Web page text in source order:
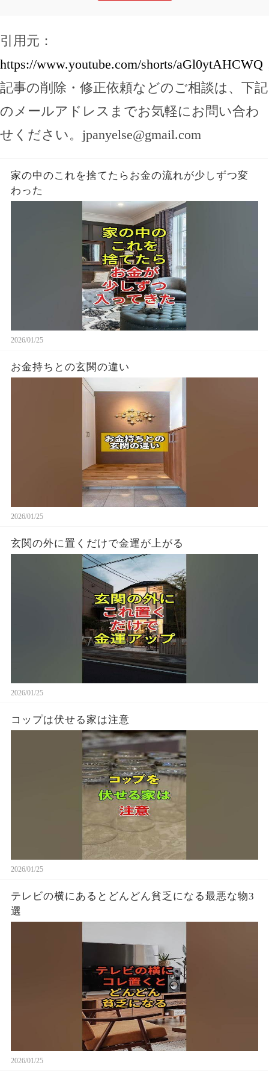
引用元：
https://www.youtube.com/shorts/aGl0ytAHCWQ
記事の削除・修正依頼などのご相談は、下記
のメールアドレスまでお気軽にお問い合わ
せください。 jpanyelse@gmail.com
家の中のこれを捨てたらお金の流れが少しずつ変
わった
2026/01/25
お金持ちとの玄関の違い
2026/01/25
玄関の外に置くだけで金運が上がる
2026/01/25
コップは伏せる家は注意
2026/01/25
テレビの横にあるとどんどん貧乏になる最悪な物3
選
2026/01/25